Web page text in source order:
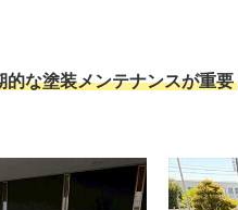
な塗装メンテナンスが重要